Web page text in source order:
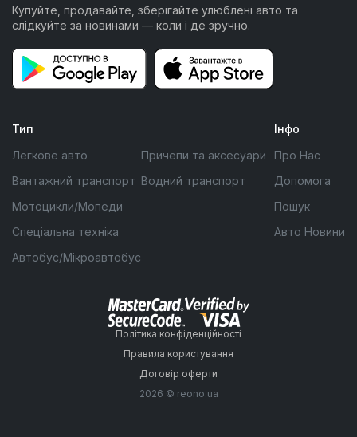
Купуйте, продавайте, зберігайте улюблені авто та
слідкуйте за новинами — коли і де зручно.
Тип
Легкове авто
Вантажний транспорт
Мотоцикли/Мопеди
Спеціальна техніка
Автобус/Мікроавтобус
Причепи та аксесуари
Водний транспорт
Інфо
Про Нас
Допомога
Пошук
Авто Новини
Політика конфіденційності
Правила користування
Договір оферти
2026 © reono.ua